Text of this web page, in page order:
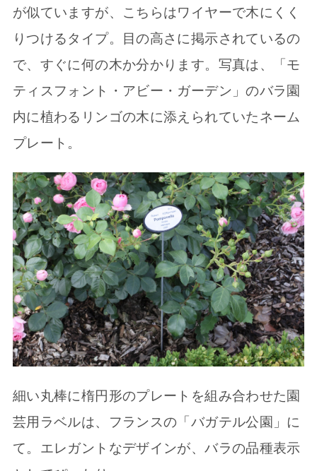
が似ていますが、こちらはワイヤーで木にくく
りつけるタイプ。目の高さに掲示されているの
で、すぐに何の木か分かります。写真は、「モ
ティスフォント・アビー・ガーデン」のバラ園
内に植わるリンゴの木に添えられていたネーム
プレート。
細い丸棒に楕円形のプレートを組み合わせた園
芸用ラベルは、フランスの「バガテル公園」に
て。エレガントなデザインが、バラの品種表示